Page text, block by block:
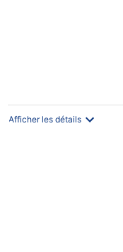
Afficher les détails